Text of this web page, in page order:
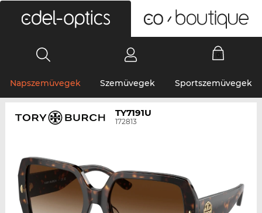
Napszemüvegek Szemüvegek Sportszemüvegek
TY7191U
172813